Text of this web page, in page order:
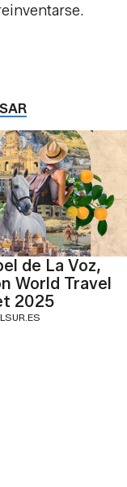
de La Voz,
World Travel
2025